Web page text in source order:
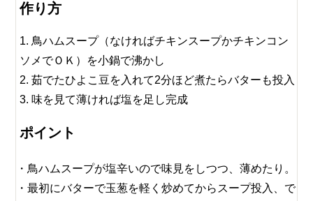
作り方
鳥ハムスープ（なければチキンスープかチキンコン
ソメでＯＫ）を小鍋で沸かし
茹でたひよこ豆を入れて2分ほど煮たらバターも投入
味を見て薄ければ塩を足し完成
ポイント
鳥ハムスープが塩辛いので味見をしつつ、薄めたり。
最初にバターで玉葱を軽く炒めてからスープ投入、で